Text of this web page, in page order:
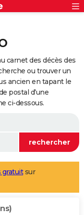
carnet des décès des
ou trouver un
ancien en tapant le
postal d'une
ci-dessous.
gratuitsur